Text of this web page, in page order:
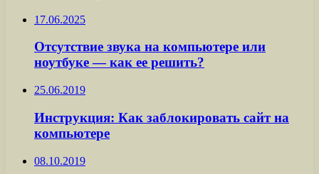
17.06.2025
Отсутствие звука на компьютере или
ноутбуке — как ее решить?
25.06.2019
Инструкция: Как заблокировать сайт на
компьютере
08.10.2019